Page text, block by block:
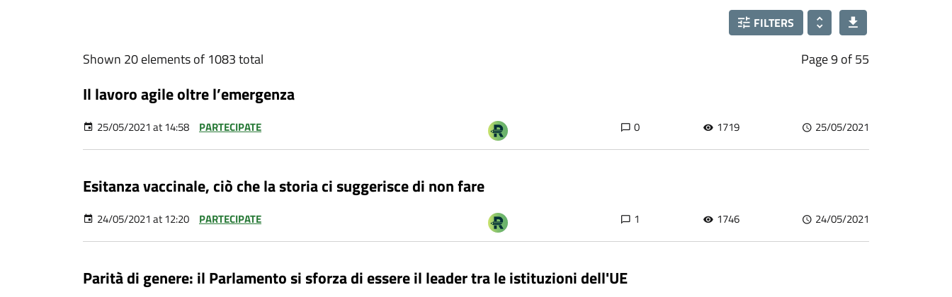
FILTERS
Shown 20 elements of 1083 total Page 9 of 55
Il lavoro agile oltre l’emergenza
25/05/2021 at 14:58 PARTECIPATE 0 1719 25/05/2021
Esitanza vaccinale, ciò che la storia ci suggerisce di non fare
24/05/2021 at 12:20 PARTECIPATE 1 1746 24/05/2021
Parità di genere: il Parlamento si sforza di essere il leader tra le istituzioni dell'UE